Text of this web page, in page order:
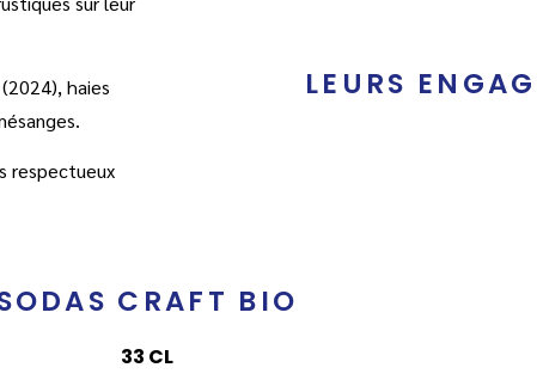
haies
respectueux
LEURS
CRAFT BIO
33 CL